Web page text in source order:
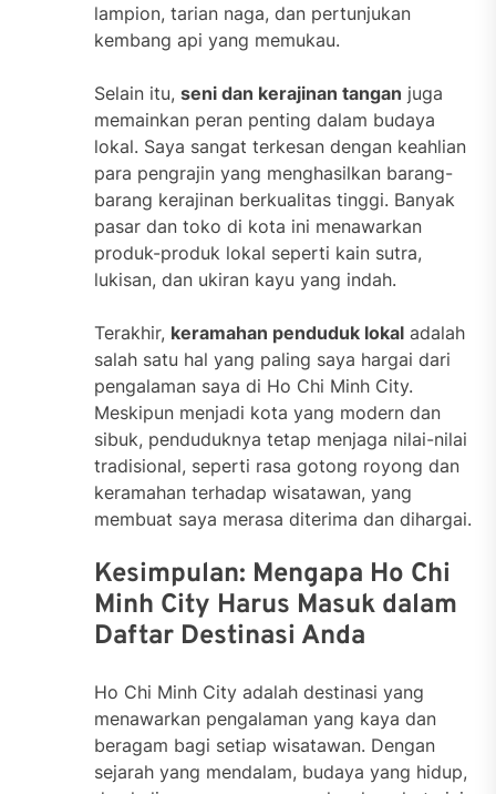
lampion, tarian naga, dan pertunjukan
kembang api yang memukau.
Selain itu, seni dan kerajinan tangan juga
memainkan peran penting dalam budaya
lokal. Saya sangat terkesan dengan keahlian
para pengrajin yang menghasilkan barang-
barang kerajinan berkualitas tinggi. Banyak
pasar dan toko di kota ini menawarkan
produk-produk lokal seperti kain sutra,
lukisan, dan ukiran kayu yang indah.
Terakhir, keramahan penduduk lokal adalah
salah satu hal yang paling saya hargai dari
pengalaman saya di Ho Chi Minh City.
Meskipun menjadi kota yang modern dan
sibuk, penduduknya tetap menjaga nilai-nilai
tradisional, seperti rasa gotong royong dan
keramahan terhadap wisatawan, yang
membuat saya merasa diterima dan dihargai.
Kesimpulan: Mengapa Ho Chi
Minh City Harus Masuk dalam
Daftar Destinasi Anda
Ho Chi Minh City adalah destinasi yang
menawarkan pengalaman yang kaya dan
beragam bagi setiap wisatawan. Dengan
sejarah yang mendalam, budaya yang hidup,